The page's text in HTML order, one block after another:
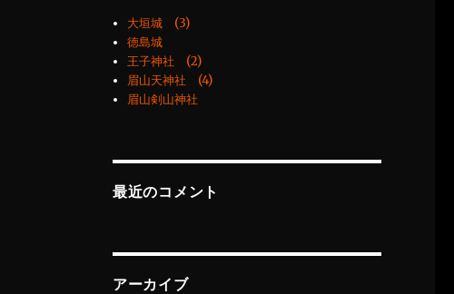
大垣城 (3)
徳島城
王子神社 (2)
眉山天神社 (4)
眉山剣山神社
最近のコメント
アーカイブ